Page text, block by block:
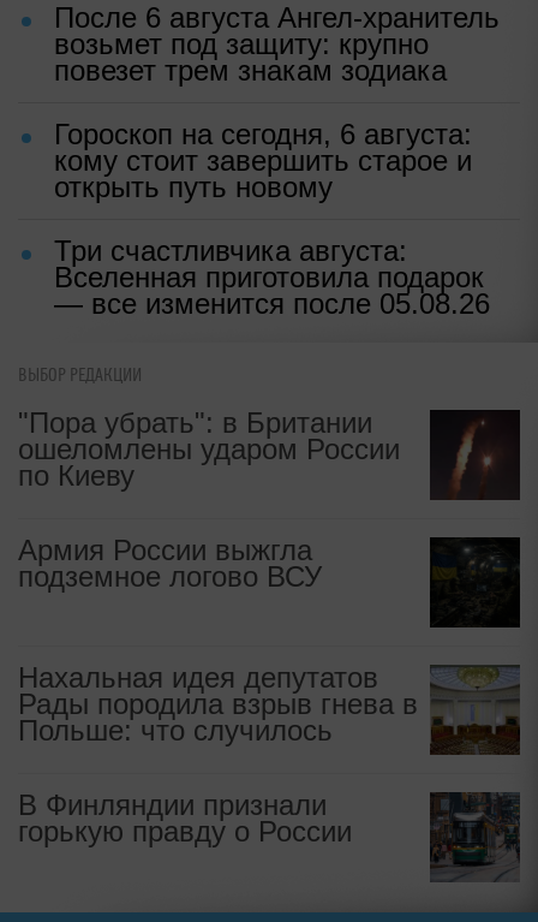
После 6 августа Ангел-хранитель
возьмет под защиту: крупно
повезет трем знакам зодиака
Гороскоп на сегодня, 6 августа:
кому стоит завершить старое и
открыть путь новому
Три счастливчика августа:
Вселенная приготовила подарок
— все изменится после 05.08.26
ВЫБОР РЕДАКЦИИ
"Пора убрать": в Британии
ошеломлены ударом России
по Киеву
Армия России выжгла
подземное логово ВСУ
Нахальная идея депутатов
Рады породила взрыв гнева в
Польше: что случилось
В Финляндии признали
горькую правду о России